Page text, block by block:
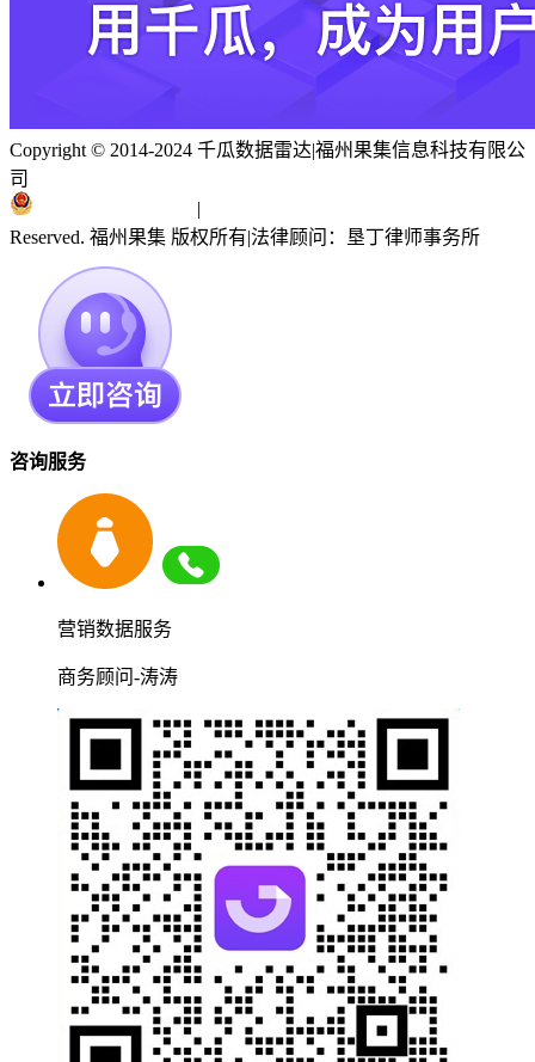
Copyright © 2014-2024 千瓜数据雷达|福州果集信息科技有限公
司
|
Reserved. 福州果集 版权所有|法律顾问：垦丁律师事务所
咨询服务
营销数据服务
商务顾问-涛涛